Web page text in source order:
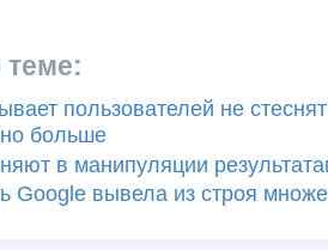
пользователей не
больше
в манипуляции
Google вывела из строя